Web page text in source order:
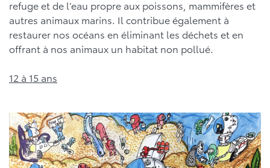
refuge et de l’eau propre aux poissons, mammifères et
autres animaux marins. Il contribue également à
restaurer nos océans en éliminant les déchets et en
offrant à nos animaux un habitat non pollué.
12 à 15 ans